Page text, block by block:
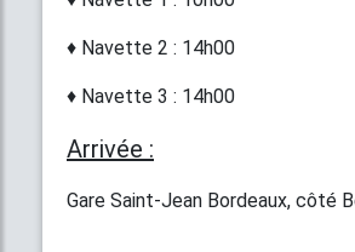
♦ Navette 2 : 14h00
♦ Navette 3 : 14h00
Arrivée :
Gare Saint-Jean Bordeaux, côté